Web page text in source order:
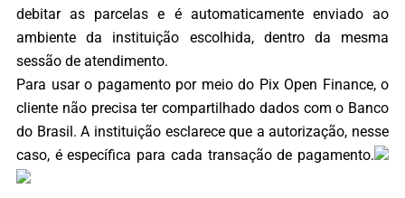
debitar as parcelas e é automaticamente enviado ao
ambiente da instituição escolhida, dentro da mesma
sessão de atendimento.
Para usar o pagamento por meio do Pix Open Finance, o
cliente não precisa ter compartilhado dados com o Banco
do Brasil. A instituição esclarece que a autorização, nesse
caso, é específica para cada transação de pagamento.